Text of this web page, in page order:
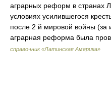
аграрных реформ в странах
условиях усилившегося
после 2 й мировой войны (за
аграрная реформа была
справочник «Латинская Америка»